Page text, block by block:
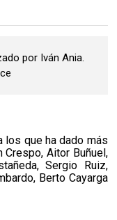
por Iván Ania.
los que ha dado más
Aitor Buñuel,
Sergio Ruiz,
Berto Cayarga